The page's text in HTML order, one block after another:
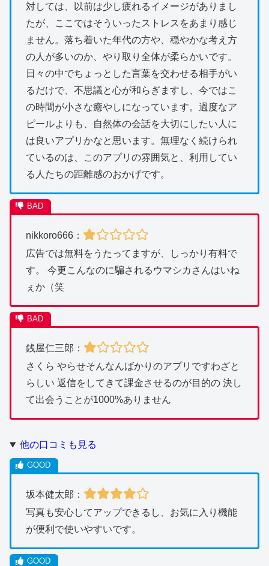
対しては、以前は少し疲れるイメージがありまし
たが、ここではそういったストレスをあまり感じ
ません。落ち着いた年代の方や、穏やかな考え方
の人が多いのか、やり取り全体が柔らかいです。
日々の中でちょっとした言葉を交わせる相手がい
るだけで、不思議と心が和らぎますし、今ではこ
の時間が小さな癒やしになっています。過度なア
ピールよりも、自然体の会話を大切にしたい人に
は良いアプリかなと思います。無理なく続けられ
ているのは、このアプリの雰囲気と、利用してい
る人たちの距離感のおかげです。
nikkoro666：
広告では無料をうたってますが、しっかり有料で
す。 今更こんなのに騙されるウマシカさんはいね
ぇか（笑
銭屋仁三郎：
さくら やらせそんなんばかりのアプリですわざと
らしい 返信をしてきて課金させるのが目的の 決し
て出会うことが1000%ありません
他の口コミも見る
坂本健太郎：
写真も安心してアップできるし、お気に入り機能
が便利で使いやすいです。